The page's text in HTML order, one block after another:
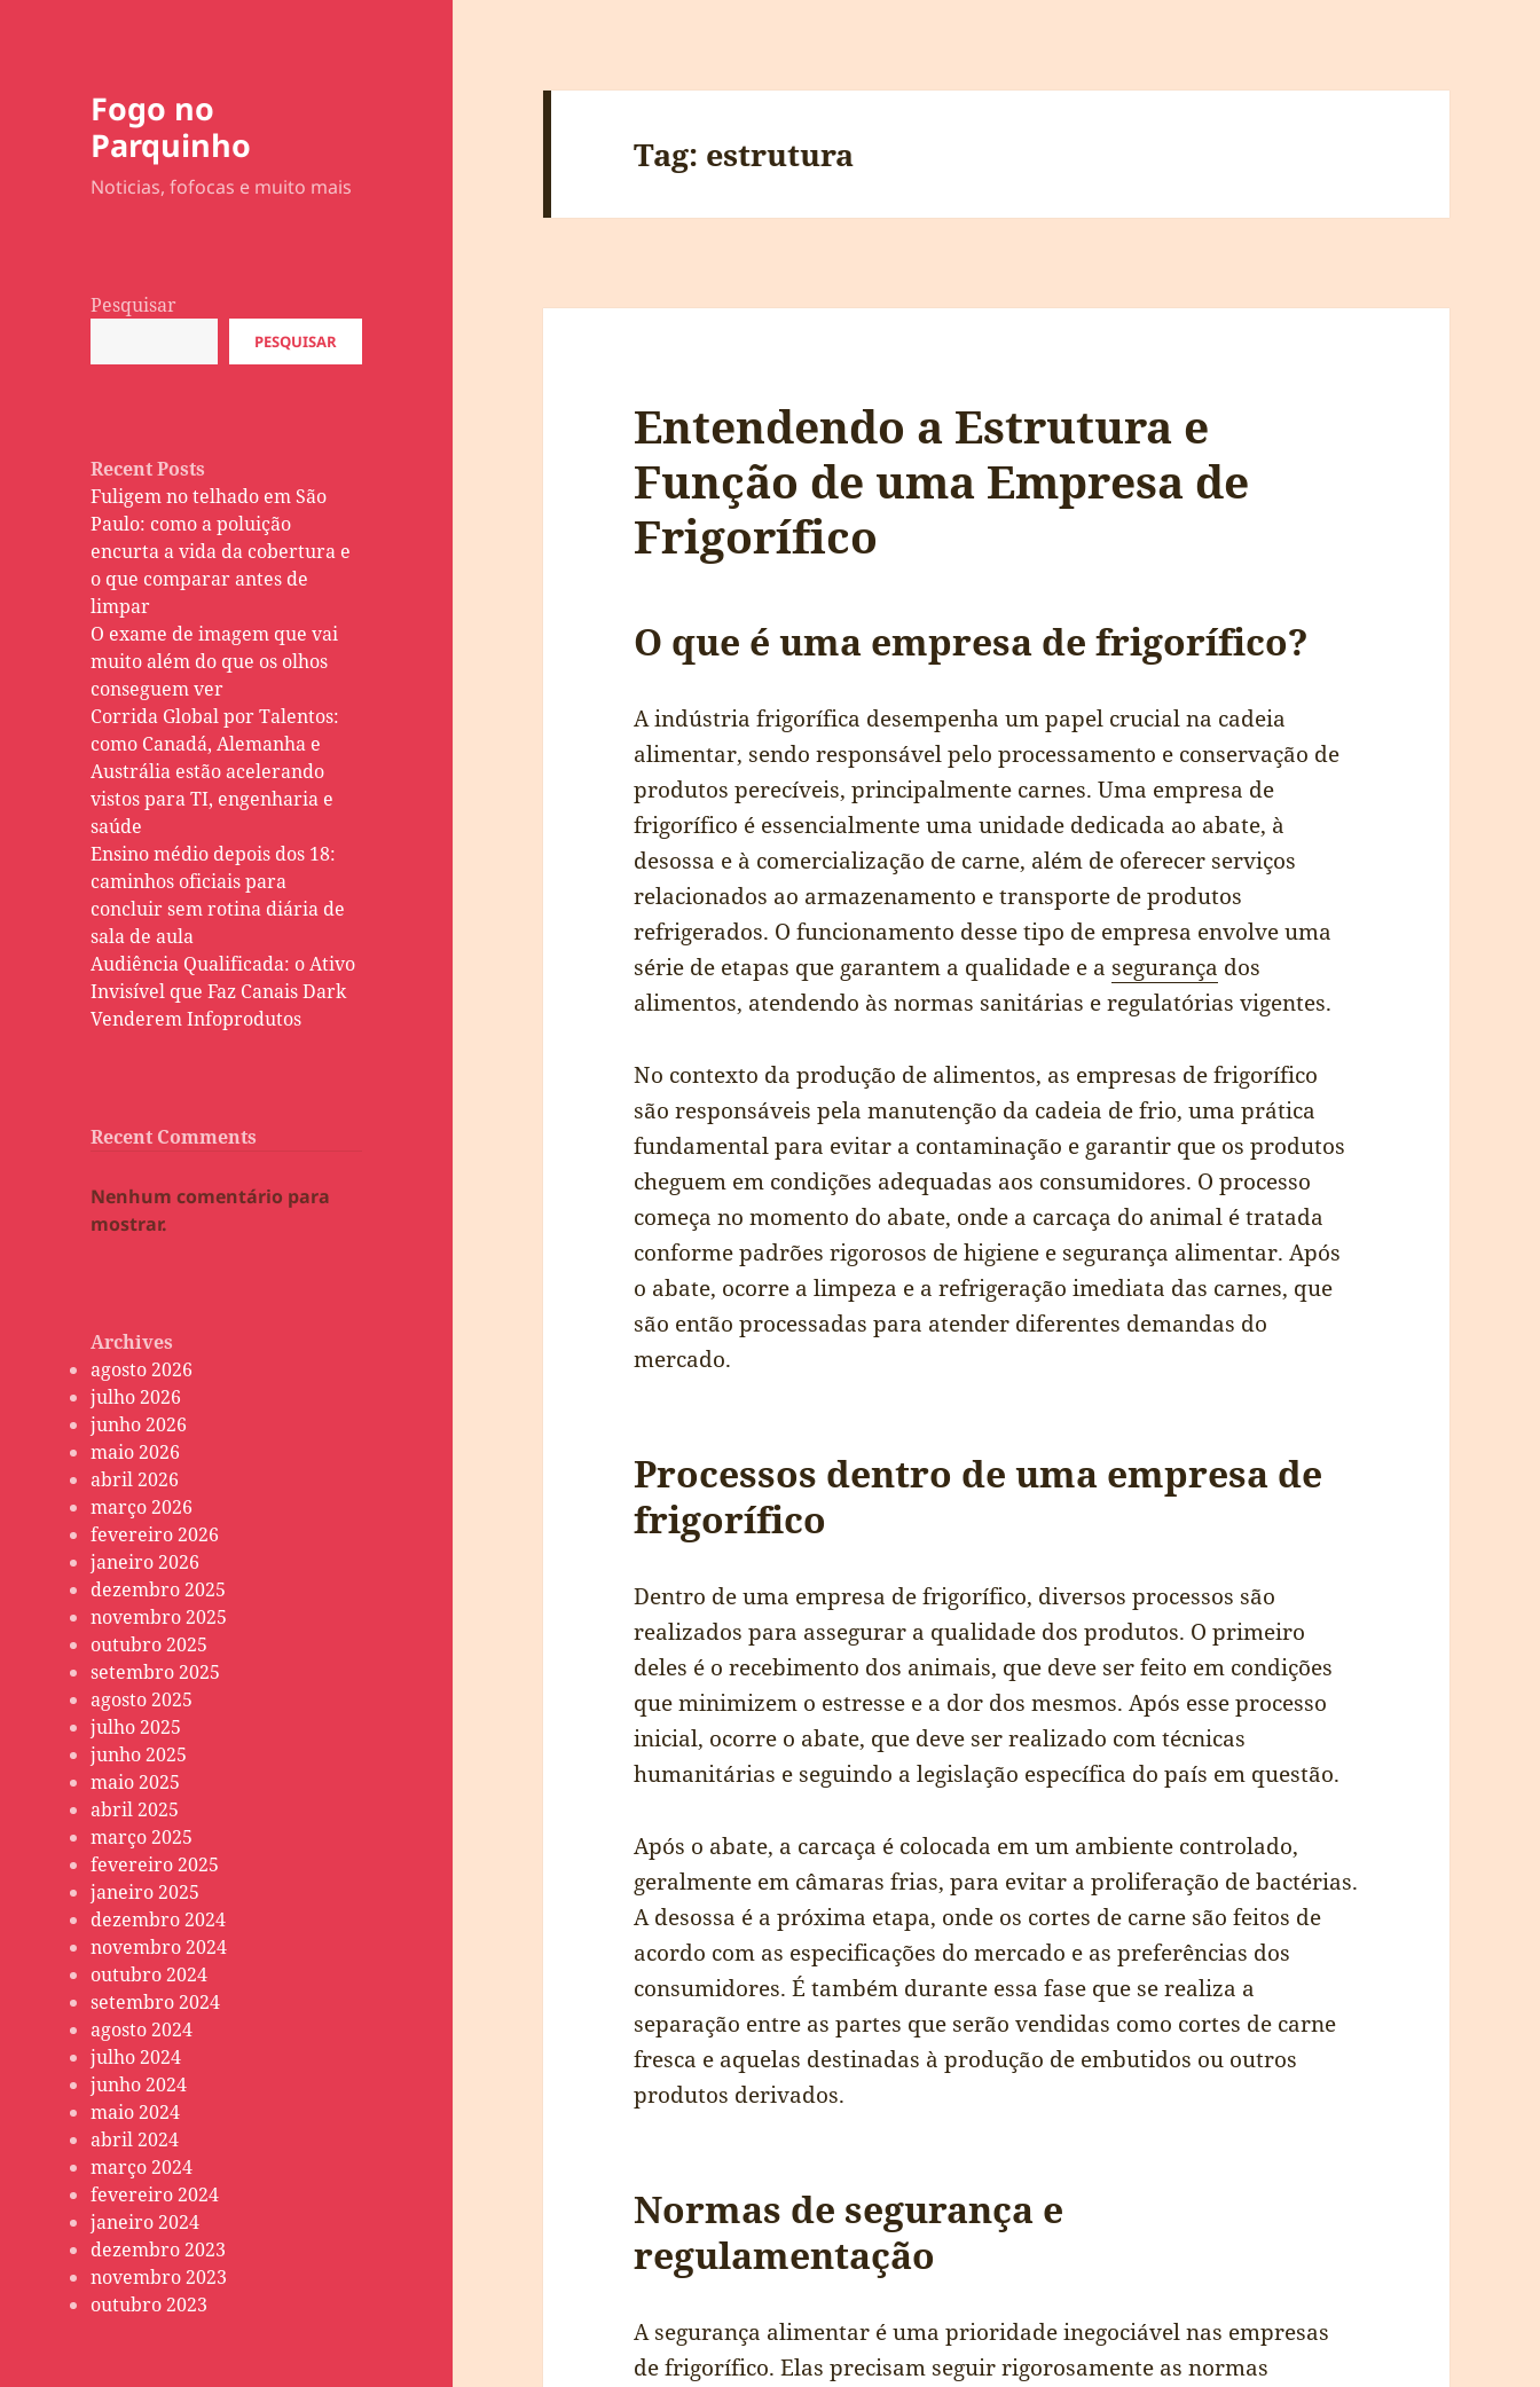
Fogo no
Parquinho
Noticias, fofocas e muito mais
Pesquisar
PESQUISAR
Recent Posts
Fuligem no telhado em São
Paulo: como a poluição
encurta a vida da cobertura e
o que comparar antes de
limpar
O exame de imagem que vai
muito além do que os olhos
conseguem ver
Corrida Global por Talentos:
como Canadá, Alemanha e
Austrália estão acelerando
vistos para TI, engenharia e
saúde
Ensino médio depois dos 18:
caminhos oficiais para
concluir sem rotina diária de
sala de aula
Audiência Qualificada: o Ativo
Invisível que Faz Canais Dark
Venderem Infoprodutos
Recent Comments
Nenhum comentário para
mostrar.
Archives
agosto 2026
julho 2026
junho 2026
maio 2026
abril 2026
março 2026
fevereiro 2026
janeiro 2026
dezembro 2025
novembro 2025
outubro 2025
setembro 2025
agosto 2025
julho 2025
junho 2025
maio 2025
abril 2025
março 2025
fevereiro 2025
janeiro 2025
dezembro 2024
novembro 2024
outubro 2024
setembro 2024
agosto 2024
julho 2024
junho 2024
maio 2024
abril 2024
março 2024
fevereiro 2024
janeiro 2024
dezembro 2023
novembro 2023
outubro 2023
Tag: estrutura
Entendendo a Estrutura e
Função de uma Empresa de
Frigorífico
O que é uma empresa de frigorífico?
A indústria frigorífica desempenha um papel crucial na cadeia
alimentar, sendo responsável pelo processamento e conservação de
produtos perecíveis, principalmente carnes. Uma empresa de
frigorífico é essencialmente uma unidade dedicada ao abate, à
desossa e à comercialização de carne, além de oferecer serviços
relacionados ao armazenamento e transporte de produtos
refrigerados. O funcionamento desse tipo de empresa envolve uma
série de etapas que garantem a qualidade e a segurança dos
alimentos, atendendo às normas sanitárias e regulatórias vigentes.
No contexto da produção de alimentos, as empresas de frigorífico
são responsáveis pela manutenção da cadeia de frio, uma prática
fundamental para evitar a contaminação e garantir que os produtos
cheguem em condições adequadas aos consumidores. O processo
começa no momento do abate, onde a carcaça do animal é tratada
conforme padrões rigorosos de higiene e segurança alimentar. Após
o abate, ocorre a limpeza e a refrigeração imediata das carnes, que
são então processadas para atender diferentes demandas do
mercado.
Processos dentro de uma empresa de
frigorífico
Dentro de uma empresa de frigorífico, diversos processos são
realizados para assegurar a qualidade dos produtos. O primeiro
deles é o recebimento dos animais, que deve ser feito em condições
que minimizem o estresse e a dor dos mesmos. Após esse processo
inicial, ocorre o abate, que deve ser realizado com técnicas
humanitárias e seguindo a legislação específica do país em questão.
Após o abate, a carcaça é colocada em um ambiente controlado,
geralmente em câmaras frias, para evitar a proliferação de bactérias.
A desossa é a próxima etapa, onde os cortes de carne são feitos de
acordo com as especificações do mercado e as preferências dos
consumidores. É também durante essa fase que se realiza a
separação entre as partes que serão vendidas como cortes de carne
fresca e aquelas destinadas à produção de embutidos ou outros
produtos derivados.
Normas de segurança e
regulamentação
A segurança alimentar é uma prioridade inegociável nas empresas
de frigorífico. Elas precisam seguir rigorosamente as normas